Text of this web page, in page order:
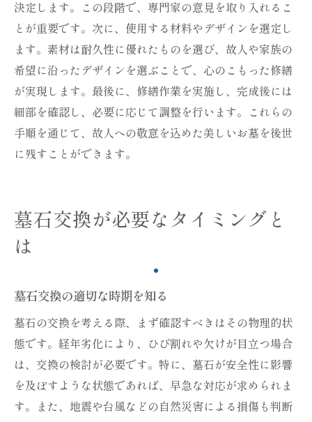
決定します。この段階で、専門家の意見を取り入れるこ
とが重要です。次に、使用する材料やデザインを選定し
ます。素材は耐久性に優れたものを選び、故人や家族の
希望に沿ったデザインを選ぶことで、心のこもった修繕
が実現します。最後に、修繕作業を実施し、完成後には
細部を確認し、必要に応じて調整を行います。これらの
手順を通じて、故人への敬意を込めた美しいお墓を後世
に残すことができます。
墓石交換が必要なタイミングと
は
墓石交換の適切な時期を知る
墓石の交換を考える際、まず確認すべきはその物理的状
態です。経年劣化により、ひび割れや欠けが目立つ場合
は、交換の検討が必要です。特に、墓石が安全性に影響
を及ぼすような状態であれば、早急な対応が求められま
す。また、地震や台風などの自然災害による損傷も判断